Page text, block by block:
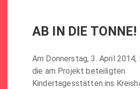
AB IN DIE TONNE!
Am Donnerstag, 3. April
die am Projekt beteiligten
Kindertagesstätten ins